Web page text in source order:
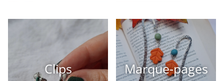
Clips Marque-pages